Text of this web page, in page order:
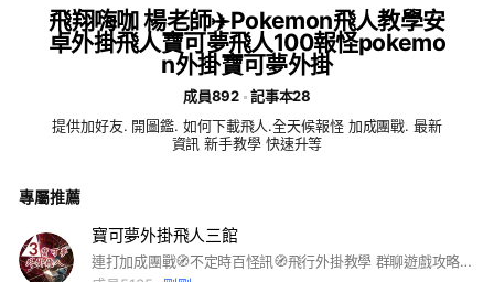
飛翔嗨咖 楊老師✈️Pokemon飛人教學安
卓外掛飛人寶可夢飛人100報怪pokemo
n外掛寶可夢外掛
成員892
記事本28
提供加好友. 開圖鑑. 如何下載飛人.全天候報怪 加成團戰. 最新
資訊 新手教學 快速升等
專屬推薦
寶可夢外掛飛人三館
連打加成團戰🧭不定時百怪訊🧭飛行外掛教學 群聊遊戲攻略分享 缺好友？無處發問討論？迷茫的你快來加入吧！ 🚫本群不涉入任何營利行為，禁止各項廣告和買賣🚫